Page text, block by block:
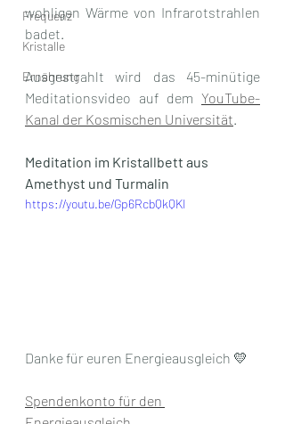
Frequenz
Kristalle
Ernährung
wohligen Wärme von Infrarotstrahlen
badet.
Ausgestrahlt wird das 45-minütige
Meditationsvideo auf dem YouTube-
Kanal der Kosmischen Universität.
Meditation im Kristallbett aus
Amethyst und Turmalin
https://youtu.be/Gp6RcbQkQKI
Danke für euren Energieausgleich 💛
Spendenkonto für den